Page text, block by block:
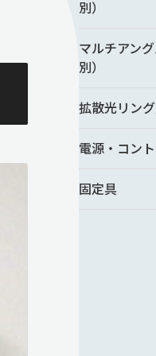
別）
マルチアン
別）
拡散光リング
電源・コン
固定具